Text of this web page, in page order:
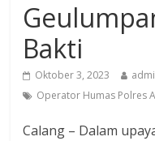
Bakti
Oktober 3, 2023
Operator Humas Polres
Calang – Dalam